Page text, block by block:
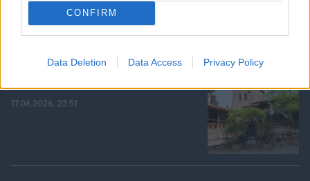
CONFIRM
Data Deletion Data Access Privacy Policy
Αφροδίτη στον Ζυγό από σήμερα: Τα τυχερά
ζώδια
11 επιβλητικά μοναστήρια σε νησιά της
17.06.2026, 22:51